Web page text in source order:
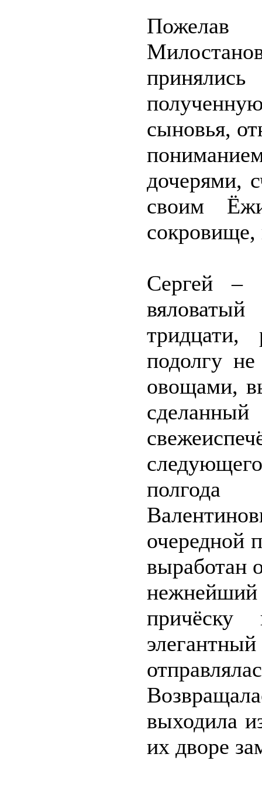
сыновья,
дочерями,
своим
Сергей –
тридцати,
подолгу
овощами,
очередной
выработан
причёску
выходила
их дворе